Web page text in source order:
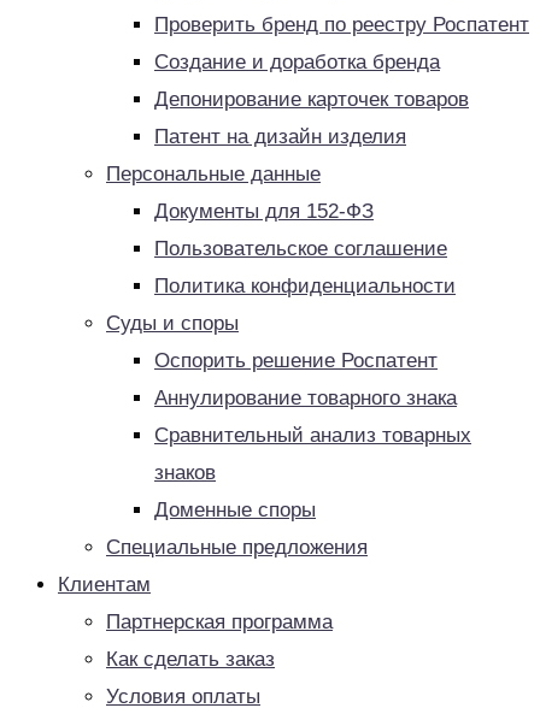
Проверить бренд по реестру Роспатент
Создание и доработка бренда
Депонирование карточек товаров
Патент на дизайн изделия
Персональные данные
Документы для 152-ФЗ
Пользовательское соглашение
Политика конфиденциальности
Суды и споры
Оспорить решение Роспатент
Аннулирование товарного знака
Сравнительный анализ товарных
знаков
Доменные споры
Специальные предложения
Клиентам
Партнерская программа
Как сделать заказ
Условия оплаты